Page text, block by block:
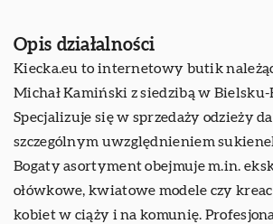
Opis działalności
Kiecka.eu to internetowy butik
Michał Kamiński z siedzibą w Bielsku-
Specjalizuje się w sprzedaży odzieży
szczególnym uwzględnieniem
Bogaty asortyment obejmuje m.in.
ołówkowe, kwiatowe modele czy
kobiet w ciąży i na komunię.